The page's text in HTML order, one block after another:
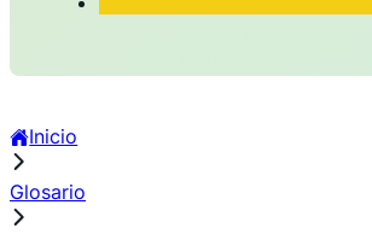
Inicio
Glosario